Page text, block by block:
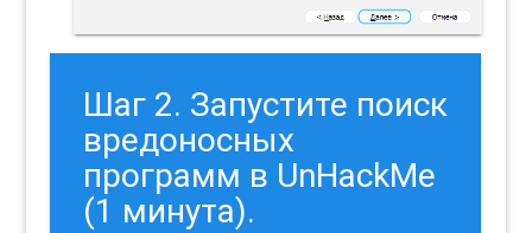
Шаг 2. Запустите поиск
вредоносных
программ в UnHackMe
(1 минута).